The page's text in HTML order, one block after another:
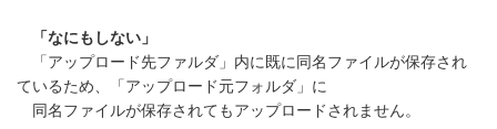
「なにもしない」
「アップロード先ファルダ」内に既に同名ファイルが保存され
ているため、「アップロード元フォルダ」に
同名ファイルが保存されてもアップロードされません。